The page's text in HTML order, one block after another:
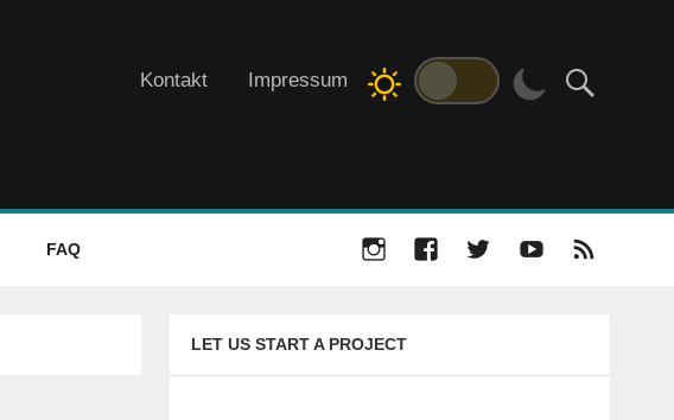
Kontakt Impressum
FAQ
LET US START A PROJECT